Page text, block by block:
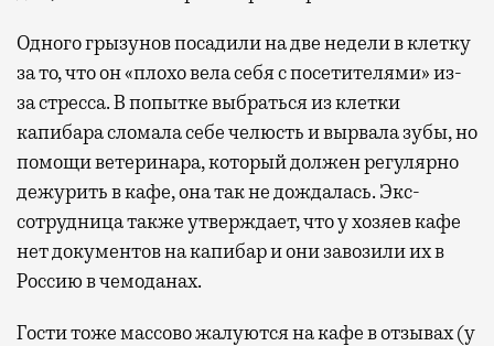
Одного грызунов посадили на две недели в клетку
за то, что он «плохо вела себя с посетителями» из-
за стресса. В попытке выбраться из клетки
капибара сломала себе челюсть и вырвала зубы, но
помощи ветеринара, который должен регулярно
дежурить в кафе, она так не дождалась. Экс-
сотрудница также утверждает, что у хозяев кафе
нет документов на капибар и они завозили их в
Россию в чемоданах.
Гости тоже массово жалуются на кафе в отзывах (у